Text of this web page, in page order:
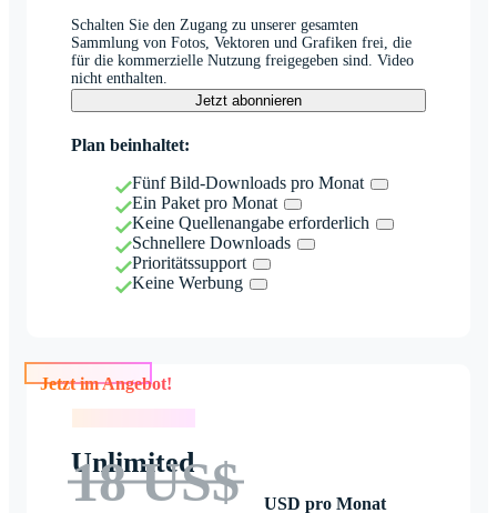
Schalten Sie den Zugang zu unserer gesamten
Sammlung von Fotos, Vektoren und Grafiken frei, die
für die kommerzielle Nutzung freigegeben sind. Video
nicht enthalten.
Jetzt abonnieren
Plan beinhaltet:
Fünf Bild-Downloads pro Monat
Ein Paket pro Monat
Keine Quellenangabe erforderlich
Schnellere Downloads
Prioritätssupport
Keine Werbung
Jetzt im Angebot!
Unlimited
18 US$
USD pro Monat